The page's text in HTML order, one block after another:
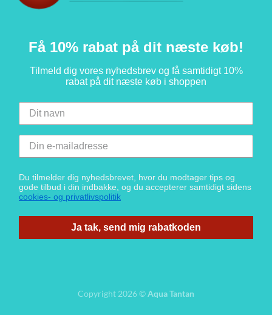
Få 10% rabat på dit næste køb!
Tilmeld dig vores nyhedsbrev og få samtidigt 10%
rabat på dit næste køb i shoppen
Du tilmelder dig nyhedsbrevet, hvor du modtager tips og
gode tilbud i din indbakke, og du accepterer samtidigt sidens
cookies- og privatlivspolitik
Ja tak, send mig rabatkoden
Copyright 2026 ©Aqua Tantan